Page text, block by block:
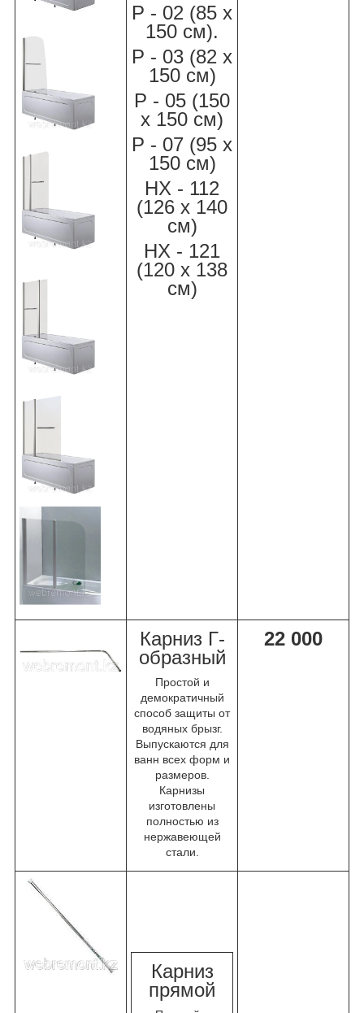
Р - 02 (85 х
150 см).
Р - 03 (82 х
150 см)
Р - 05 (150
х 150 см)
Р - 07 (95 х
150 см)
НХ - 112
(126 х 140
см)
НХ - 121
(120 х 138
см)
Карниз Г-
образный
Простой и
демократичный
способ защиты от
водяных брызг.
Выпускаются для
ванн всех форм и
размеров.
Карнизы
изготовлены
полностью из
нержавеющей
стали.
22 000
Карниз
прямой